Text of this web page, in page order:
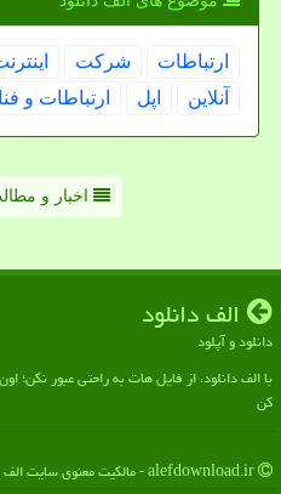
ارتباطات شركت
آنلاین
اپل ارتباطات و
اخبار و
الف دانلود
دانلود و آپلود
با الف دانلود، از فایل هات به راحتی عبور
کن